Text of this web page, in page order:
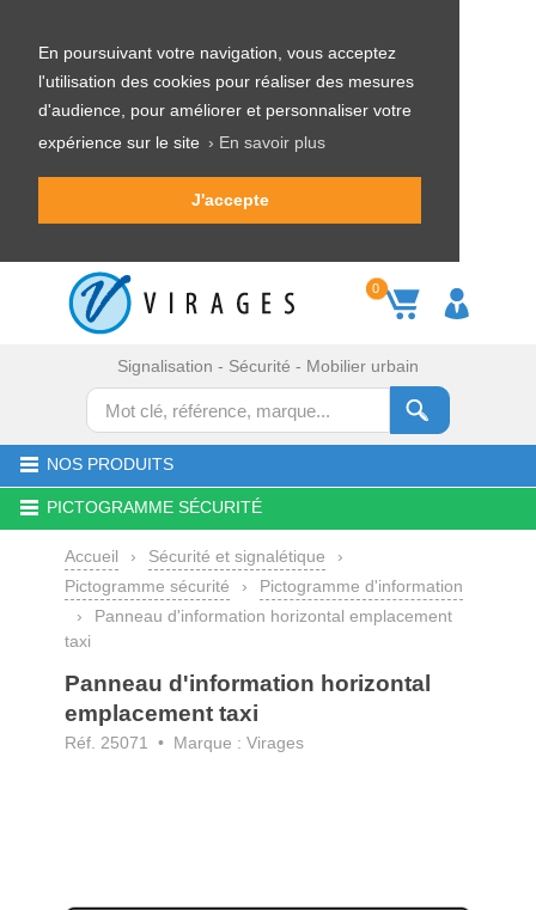
En poursuivant votre navigation, vous acceptez
l'utilisation des cookies pour réaliser des mesures
d'audience, pour améliorer et personnaliser votre
expérience sur le site › En savoir plus
J'accepte
0
Signalisation - Sécurité - Mobilier urbain
NOS PRODUITS
PICTOGRAMME SÉCURITÉ
Accueil › Sécurité et signalétique
›
Pictogramme sécurité
›
Pictogramme d'information
›
Panneau d'information horizontal emplacement
taxi
Panneau d'information horizontal
emplacement taxi
Réf. 25071 • Marque : Virages